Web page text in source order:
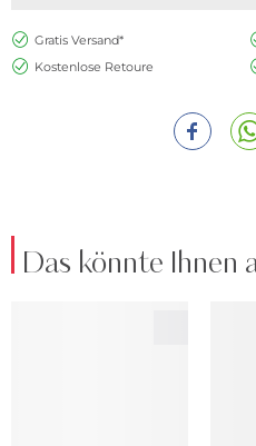
Gratis Versand*
Kostenlose Retoure
Das könnte Ihnen